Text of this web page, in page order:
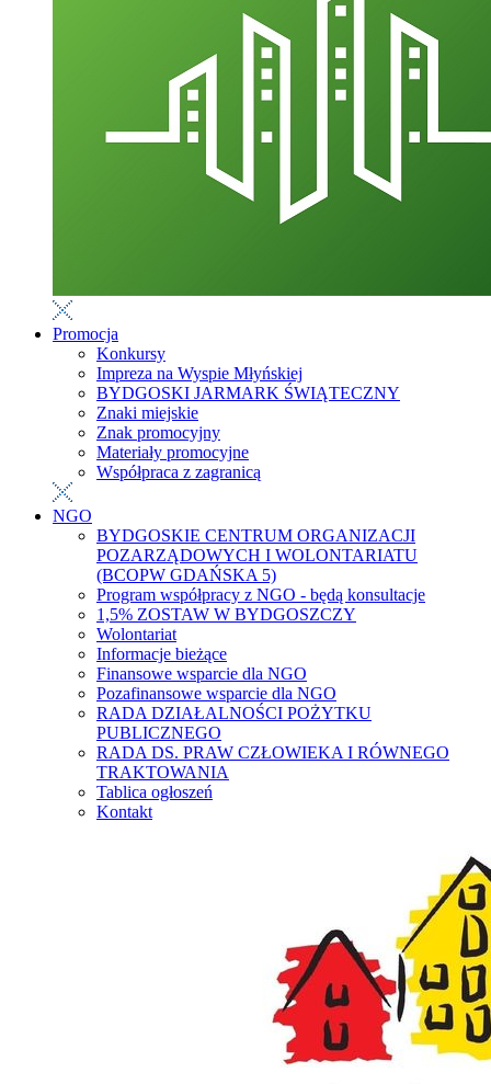
Promocja
Konkursy
Impreza na Wyspie Młyńskiej
BYDGOSKI JARMARK ŚWIĄTECZNY
Znaki miejskie
Znak promocyjny
Materiały promocyjne
Współpraca z zagranicą
NGO
BYDGOSKIE CENTRUM ORGANIZACJI
POZARZĄDOWYCH I WOLONTARIATU
(BCOPW GDAŃSKA 5)
Program współpracy z NGO - będą konsultacje
1,5% ZOSTAW W BYDGOSZCZY
Wolontariat
Informacje bieżące
Finansowe wsparcie dla NGO
Pozafinansowe wsparcie dla NGO
RADA DZIAŁALNOŚCI POŻYTKU
PUBLICZNEGO
RADA DS. PRAW CZŁOWIEKA I RÓWNEGO
TRAKTOWANIA
Tablica ogłoszeń
Kontakt